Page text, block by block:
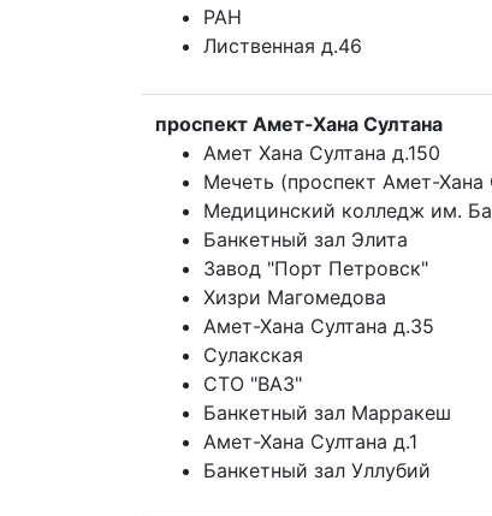
РАН
Лиственная д.46
проспект Амет-Хана Султана
Амет Хана Султана д.150
Мечеть (проспект Амет-Хана
Медицинский колледж им.
Банкетный зал Элита
Завод "Порт Петровск"
Хизри Магомедова
Амет-Хана Султана д.35
Сулакская
СТО "ВАЗ"
Банкетный зал Марракеш
Амет-Хана Султана д.1
Банкетный зал Уллубий